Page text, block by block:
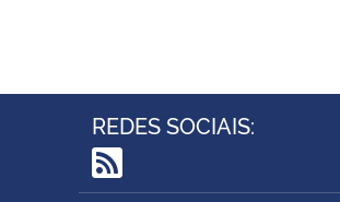
REDES SOCIAIS: